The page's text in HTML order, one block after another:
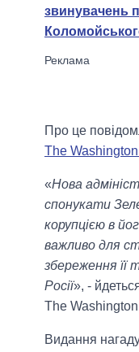
звинувачень
Про це
The
«Нова
спонукати
корупцією в
важливо для
збереження її
Росії», -
The
Видання